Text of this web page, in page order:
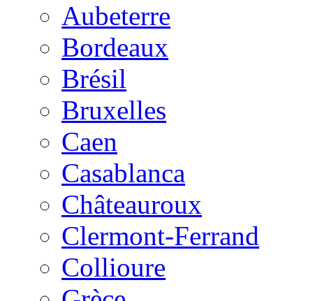
Aubeterre
Bordeaux
Brésil
Bruxelles
Caen
Casablanca
Châteauroux
Clermont-Ferrand
Collioure